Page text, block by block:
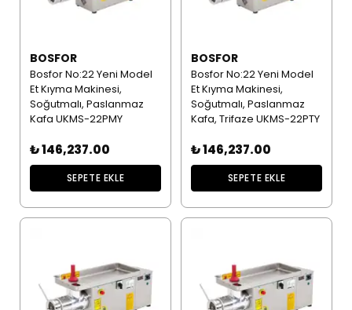
BOSFOR
Bosfor No:22 Yeni Model
Et Kıyma Makinesi,
Soğutmalı, Paslanmaz
Kafa UKMS-22PMY
₺ 146,237.00
SEPETE EKLE
BOSFOR
Bosfor No:22 Yeni Model
Et Kıyma Makinesi,
Soğutmalı, Paslanmaz
Kafa, Trifaze UKMS-22PTY
₺ 146,237.00
SEPETE EKLE